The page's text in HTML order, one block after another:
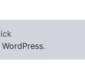
WordPress.